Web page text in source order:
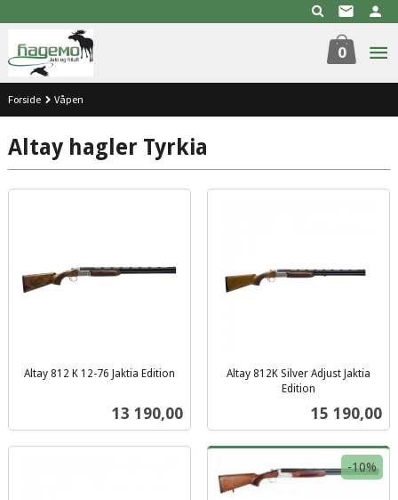
til
innholdet
0
Forside Våpen
Altay hagler Tyrkia
Altay 812 K 12-76 Jaktia Edition
Pris
13 190,00
Altay 812K Silver Adjust Jaktia
Edition
Pris
15 190,00
-10%